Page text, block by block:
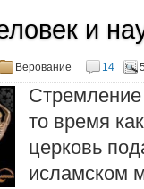
и
Верование 14
Стремление
то время
церковь
исламском